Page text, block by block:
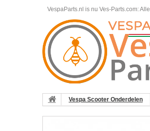
VespaParts.nl is nu Ves-Parts.com:
Vespa Scooter Onderdelen